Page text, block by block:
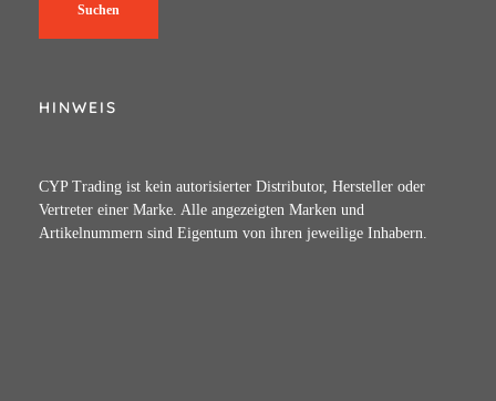
Suchen
HINWEIS
CYP Trading ist kein autorisierter Distributor, Hersteller oder
Vertreter einer Marke. Alle angezeigten Marken und
Artikelnummern sind Eigentum von ihren jeweilige Inhabern.